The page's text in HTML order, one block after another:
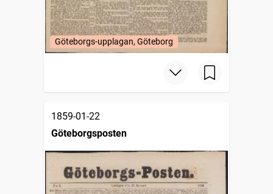
Göteborgs-upplagan, Göteborg
1859-01-22
Göteborgsposten